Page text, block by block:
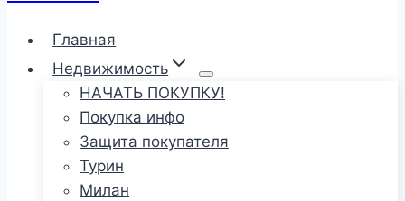
Главная
Недвижимость
НАЧАТЬ ПОКУПКУ!
Покупка инфо
Защита покупателя
Турин
Милан